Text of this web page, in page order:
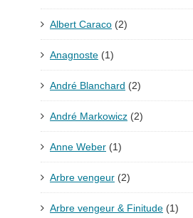
Albert Caraco (2)
Anagnoste (1)
André Blanchard (2)
André Markowicz (2)
Anne Weber (1)
Arbre vengeur (2)
Arbre vengeur & Finitude (1)